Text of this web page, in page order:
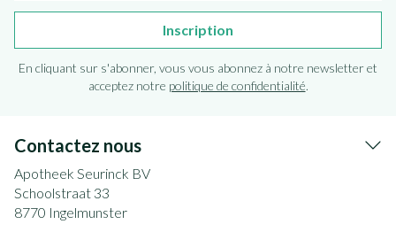
Inscription
En cliquant sur s'abonner, vous vous abonnez à notre newsletter et
acceptez notre politique de confidentialité.
Contactez nous
Apotheek Seurinck BV
Schoolstraat 33
8770 Ingelmunster